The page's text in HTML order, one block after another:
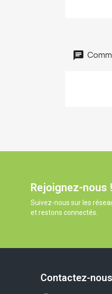
Rejoignez-nous !
Suivez-nous sur les
et restons connectés.
Contactez-nous